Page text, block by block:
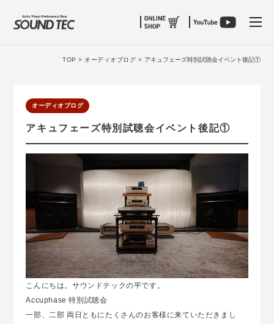
TOP > オーディオブログ > アキュフェーズ特別試聴会イベント後記①
オーディオブログ
アキュフェーズ特別試聴会イベント後記①
こんにちは。サウンドテックの平です。
Accuphase 特別試聴会
一部、二部 両日ともにたくさんのお客様に来ていただきまし